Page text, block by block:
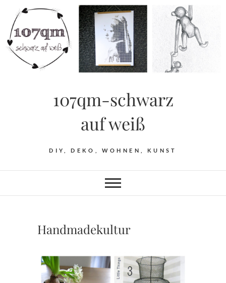
content
107qm-schwarz
auf weiß
DIY, DEKO, WOHNEN, KUNST
Handmadekultur